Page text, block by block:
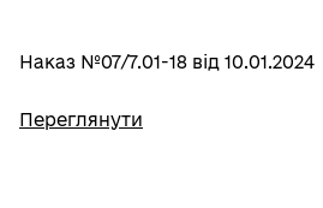
Наказ №07/7.01-18 від 10.01.2024
Переглянути